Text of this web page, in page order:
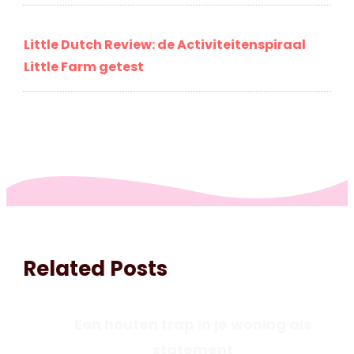
Little Dutch Review: de Activiteitenspiraal
Little Farm getest
Related Posts